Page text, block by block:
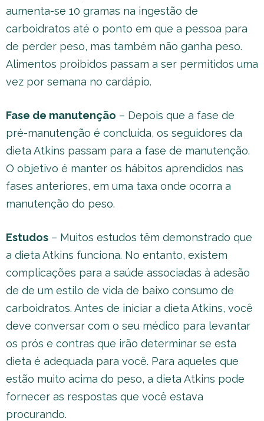
aumenta-se 10 gramas na ingestão de
carboidratos até o ponto em que a pessoa para
de perder peso, mas também não ganha peso.
Alimentos proibidos passam a ser permitidos uma
vez por semana no cardápio.
Fase de manutenção – Depois que a fase de
pré-manutenção é concluída, os seguidores da
dieta Atkins passam para a fase de manutenção.
O objetivo é manter os hábitos aprendidos nas
fases anteriores, em uma taxa onde ocorra a
manutenção do peso.
Estudos – Muitos estudos têm demonstrado que
a dieta Atkins funciona. No entanto, existem
complicações para a saúde associadas à adesão
de de um estilo de vida de baixo consumo de
carboidratos. Antes de iniciar a dieta Atkins, você
deve conversar com o seu médico para levantar
os prós e contras que irão determinar se esta
dieta é adequada para você. Para aqueles que
estão muito acima do peso, a dieta Atkins pode
fornecer as respostas que você estava
procurando.